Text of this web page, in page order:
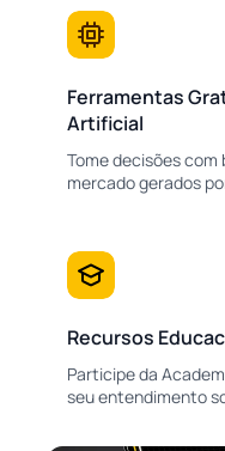
Ferramentas
Artificial
Tome decisões com
mercado gerados
Recursos
Participe da
seu entendimento